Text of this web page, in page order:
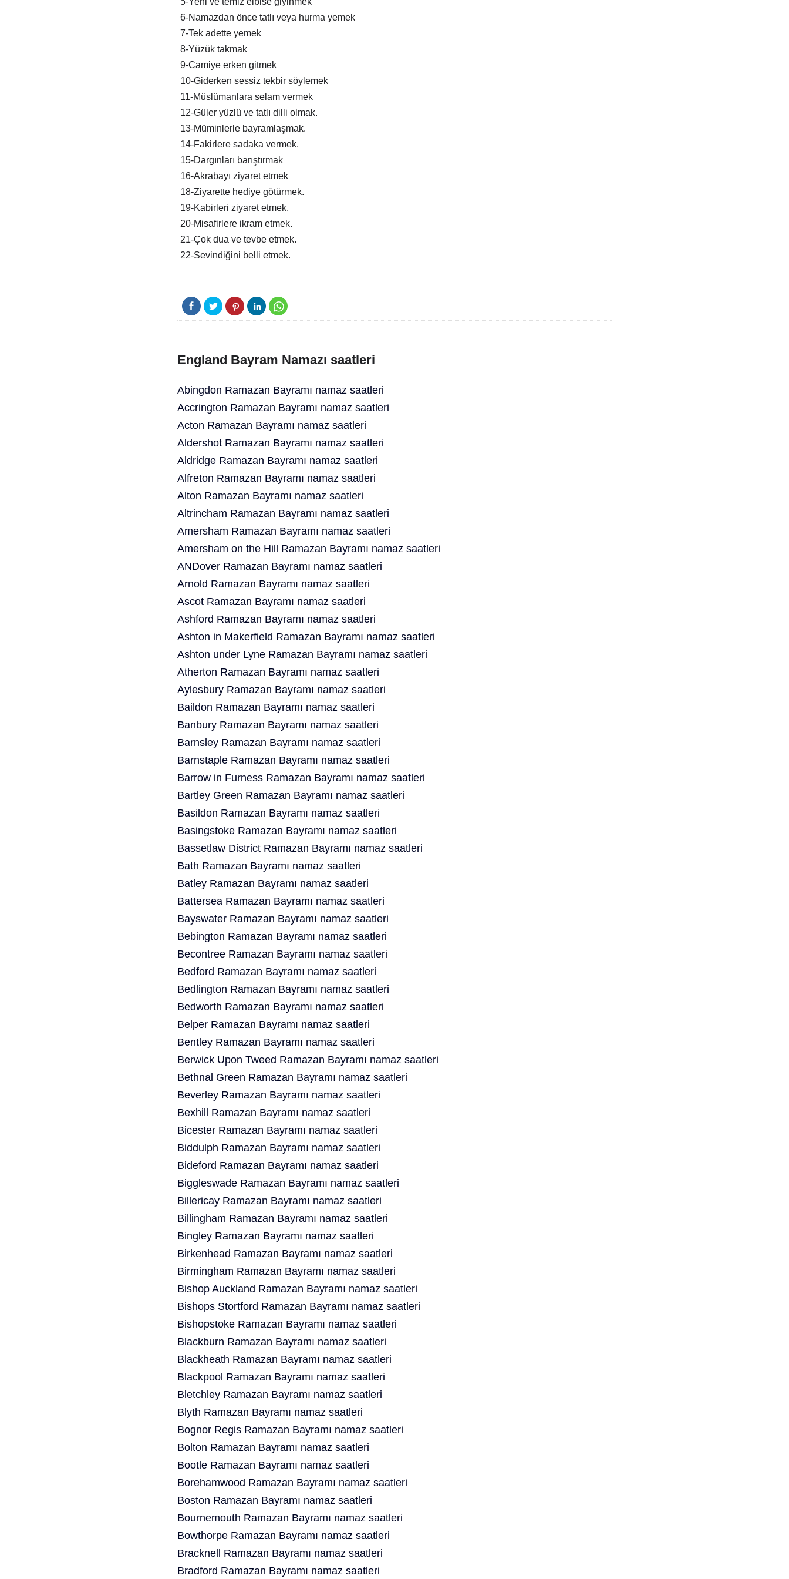
6-Namazdan önce tatlı veya hurma yemek
7-Tek adette yemek
8-Yüzük takmak
9-Camiye erken gitmek
10-Giderken sessiz tekbir söylemek
11-Müslümanlara selam vermek
12-Güler yüzlü ve tatlı dilli olmak.
13-Müminlerle bayramlaşmak.
14-Fakirlere sadaka vermek.
15-Dargınları barıştırmak
16-Akrabayı ziyaret etmek
18-Ziyarette hediye götürmek.
19-Kabirleri ziyaret etmek.
20-Misafirlere ikram etmek.
21-Çok dua ve tevbe etmek.
22-Sevindiğini belli etmek.
England Bayram Namazı saatleri
Abingdon Ramazan Bayramı namaz saatleri
Accrington Ramazan Bayramı namaz saatleri
Acton Ramazan Bayramı namaz saatleri
Aldershot Ramazan Bayramı namaz saatleri
Aldridge Ramazan Bayramı namaz saatleri
Alfreton Ramazan Bayramı namaz saatleri
Alton Ramazan Bayramı namaz saatleri
Altrincham Ramazan Bayramı namaz saatleri
Amersham Ramazan Bayramı namaz saatleri
Amersham on the Hill Ramazan Bayramı namaz saatleri
ANDover Ramazan Bayramı namaz saatleri
Arnold Ramazan Bayramı namaz saatleri
Ascot Ramazan Bayramı namaz saatleri
Ashford Ramazan Bayramı namaz saatleri
Ashton in Makerfield Ramazan Bayramı namaz saatleri
Ashton under Lyne Ramazan Bayramı namaz saatleri
Atherton Ramazan Bayramı namaz saatleri
Aylesbury Ramazan Bayramı namaz saatleri
Baildon Ramazan Bayramı namaz saatleri
Banbury Ramazan Bayramı namaz saatleri
Barnsley Ramazan Bayramı namaz saatleri
Barnstaple Ramazan Bayramı namaz saatleri
Barrow in Furness Ramazan Bayramı namaz saatleri
Bartley Green Ramazan Bayramı namaz saatleri
Basildon Ramazan Bayramı namaz saatleri
Basingstoke Ramazan Bayramı namaz saatleri
Bassetlaw District Ramazan Bayramı namaz saatleri
Bath Ramazan Bayramı namaz saatleri
Batley Ramazan Bayramı namaz saatleri
Battersea Ramazan Bayramı namaz saatleri
Bayswater Ramazan Bayramı namaz saatleri
Bebington Ramazan Bayramı namaz saatleri
Becontree Ramazan Bayramı namaz saatleri
Bedford Ramazan Bayramı namaz saatleri
Bedlington Ramazan Bayramı namaz saatleri
Bedworth Ramazan Bayramı namaz saatleri
Belper Ramazan Bayramı namaz saatleri
Bentley Ramazan Bayramı namaz saatleri
Berwick Upon Tweed Ramazan Bayramı namaz saatleri
Bethnal Green Ramazan Bayramı namaz saatleri
Beverley Ramazan Bayramı namaz saatleri
Bexhill Ramazan Bayramı namaz saatleri
Bicester Ramazan Bayramı namaz saatleri
Biddulph Ramazan Bayramı namaz saatleri
Bideford Ramazan Bayramı namaz saatleri
Biggleswade Ramazan Bayramı namaz saatleri
Billericay Ramazan Bayramı namaz saatleri
Billingham Ramazan Bayramı namaz saatleri
Bingley Ramazan Bayramı namaz saatleri
Birkenhead Ramazan Bayramı namaz saatleri
Birmingham Ramazan Bayramı namaz saatleri
Bishop Auckland Ramazan Bayramı namaz saatleri
Bishops Stortford Ramazan Bayramı namaz saatleri
Bishopstoke Ramazan Bayramı namaz saatleri
Blackburn Ramazan Bayramı namaz saatleri
Blackheath Ramazan Bayramı namaz saatleri
Blackpool Ramazan Bayramı namaz saatleri
Bletchley Ramazan Bayramı namaz saatleri
Blyth Ramazan Bayramı namaz saatleri
Bognor Regis Ramazan Bayramı namaz saatleri
Bolton Ramazan Bayramı namaz saatleri
Bootle Ramazan Bayramı namaz saatleri
Borehamwood Ramazan Bayramı namaz saatleri
Boston Ramazan Bayramı namaz saatleri
Bournemouth Ramazan Bayramı namaz saatleri
Bowthorpe Ramazan Bayramı namaz saatleri
Bracknell Ramazan Bayramı namaz saatleri
Bradford Ramazan Bayramı namaz saatleri